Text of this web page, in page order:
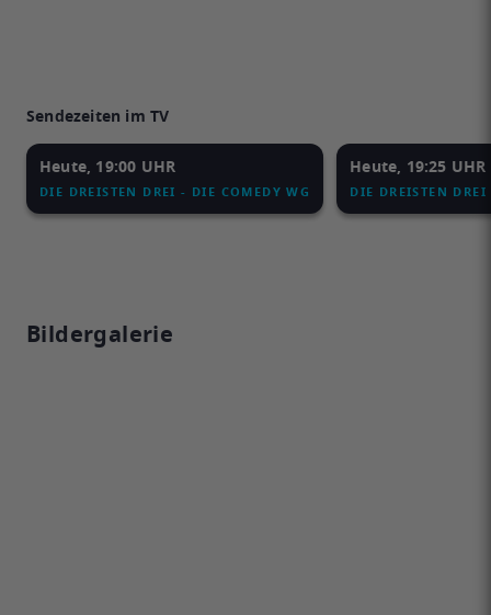
Sendezeiten im TV
Heute, 19:00 UHR
DIE DREISTEN DREI - DIE COMEDY WG
Heute, 19:25 UHR
DIE DREISTEN
Bildergalerie